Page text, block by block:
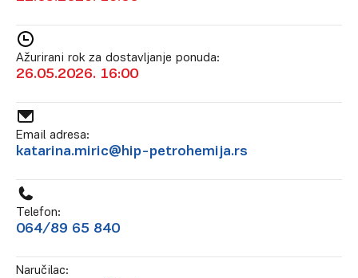
Ažurirani rok za dostavljanje ponuda:
26.05.2026. 16:00
Email adresa:
katarina.miric@hip-petrohemija.rs
Telefon:
064/89 65 840
Naručilac: